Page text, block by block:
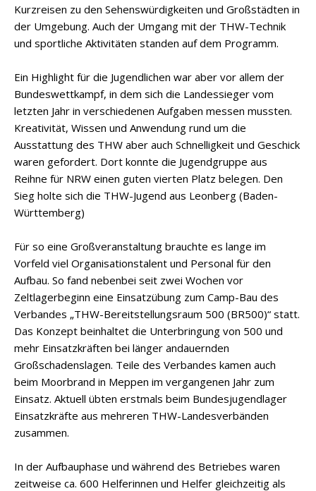
Kurzreisen zu den Sehenswürdigkeiten und Großstädten in
der Umgebung. Auch der Umgang mit der THW-Technik
und sportliche Aktivitäten standen auf dem Programm.
Ein Highlight für die Jugendlichen war aber vor allem der
Bundeswettkampf, in dem sich die Landessieger vom
letzten Jahr in verschiedenen Aufgaben messen mussten.
Kreativität, Wissen und Anwendung rund um die
Ausstattung des THW aber auch Schnelligkeit und Geschick
waren gefordert. Dort konnte die Jugendgruppe aus
Reihne für NRW einen guten vierten Platz belegen. Den
Sieg holte sich die THW-Jugend aus Leonberg (Baden-
Württemberg)
Für so eine Großveranstaltung brauchte es lange im
Vorfeld viel Organisationstalent und Personal für den
Aufbau. So fand nebenbei seit zwei Wochen vor
Zeltlagerbeginn eine Einsatzübung zum Camp-Bau des
Verbandes „THW-Bereitstellungsraum 500 (BR500)“ statt.
Das Konzept beinhaltet die Unterbringung von 500 und
mehr Einsatzkräften bei länger andauernden
Großschadenslagen. Teile des Verbandes kamen auch
beim Moorbrand in Meppen im vergangenen Jahr zum
Einsatz. Aktuell übten erstmals beim Bundesjugendlager
Einsatzkräfte aus mehreren THW-Landesverbänden
zusammen.
In der Aufbauphase und während des Betriebes waren
zeitweise ca. 600 Helferinnen und Helfer gleichzeitig als